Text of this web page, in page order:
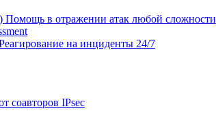
Помощь в отражении атак любой сложности
на инциденты 24/7
соавторов IPsec